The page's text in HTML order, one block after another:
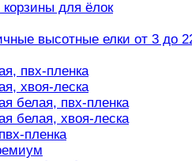
для ёлок
высотные елки от 3 до
пвх-пленка
хвоя-леска
белая, пвх-пленка
белая, хвоя-леска
пленка